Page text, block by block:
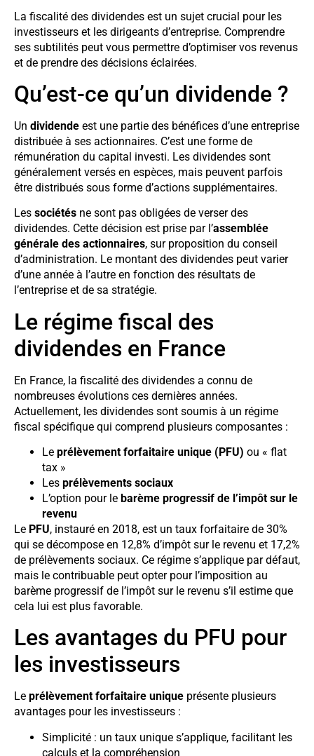
La fiscalité des dividendes est un sujet crucial pour les
investisseurs et les dirigeants d’entreprise. Comprendre
ses subtilités peut vous permettre d’optimiser vos revenus
et de prendre des décisions éclairées.
Qu’est-ce qu’un dividende ?
Un dividende est une partie des bénéfices d’une entreprise
distribuée à ses actionnaires. C’est une forme de
rémunération du capital investi. Les dividendes sont
généralement versés en espèces, mais peuvent parfois
être distribués sous forme d’actions supplémentaires.
Les sociétés ne sont pas obligées de verser des
dividendes. Cette décision est prise par l’assemblée
générale des actionnaires, sur proposition du conseil
d’administration. Le montant des dividendes peut varier
d’une année à l’autre en fonction des résultats de
l’entreprise et de sa stratégie.
Le régime fiscal des
dividendes en France
En France, la fiscalité des dividendes a connu de
nombreuses évolutions ces dernières années.
Actuellement, les dividendes sont soumis à un régime
fiscal spécifique qui comprend plusieurs composantes :
Le prélèvement forfaitaire unique (PFU) ou « flat
tax »
Les prélèvements sociaux
L’option pour le barème progressif de l’impôt sur le
revenu
Le PFU, instauré en 2018, est un taux forfaitaire de 30%
qui se décompose en 12,8% d’impôt sur le revenu et 17,2%
de prélèvements sociaux. Ce régime s’applique par défaut,
mais le contribuable peut opter pour l’imposition au
barème progressif de l’impôt sur le revenu s’il estime que
cela lui est plus favorable.
Les avantages du PFU pour
les investisseurs
Le prélèvement forfaitaire unique présente plusieurs
avantages pour les investisseurs :
Simplicité : un taux unique s’applique, facilitant les
calculs et la compréhension